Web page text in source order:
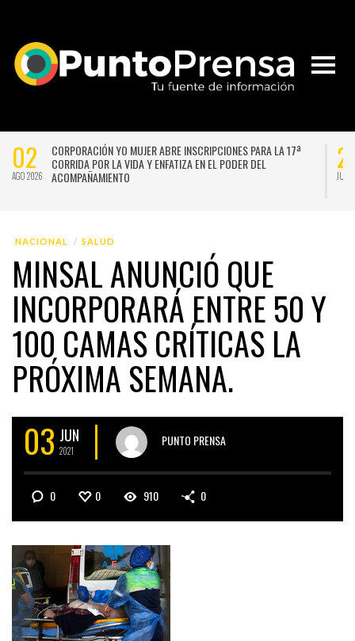
02
AGO 2026
CORPORACIÓN YO MUJER ABRE INSCRIPCIONES PARA LA 17ª
CORRIDA POR LA VIDA Y ENFATIZA EN EL PODER DEL
ACOMPAÑAMIENTO
JUL
NACIONAL SALUD
MINSAL ANUNCIÓ QUE
INCORPORARÁ ENTRE 50 Y
100 CAMAS CRÍTICAS LA
PRÓXIMA SEMANA.
03 JUN
2021
PUNTO PRENSA
0 0 910 0